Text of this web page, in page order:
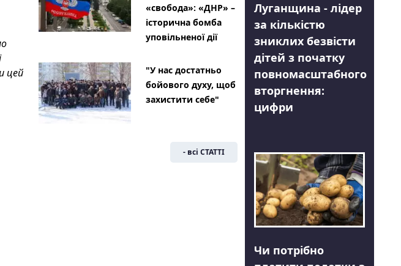
цей
«свобода»: «ДНР» –
історична бомба
уповільненої дії
"У нас достатньо
бойового духу, щоб
захистити себе"
- всі СТАТТІ
Луганщина - лідер
за кількістю
зниклих безвісти
дітей з початку
повномасштабного
вторгнення:
цифри
Чи потрібно